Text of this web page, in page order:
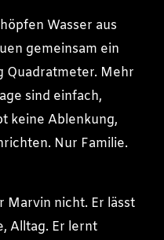
Wasser aus
gemeinsam ein
Quadratmeter. Mehr
sind einfach,
keine Ablenkung,
Nur Familie.
Marvin nicht. Er lässt
Alltag. Er lernt